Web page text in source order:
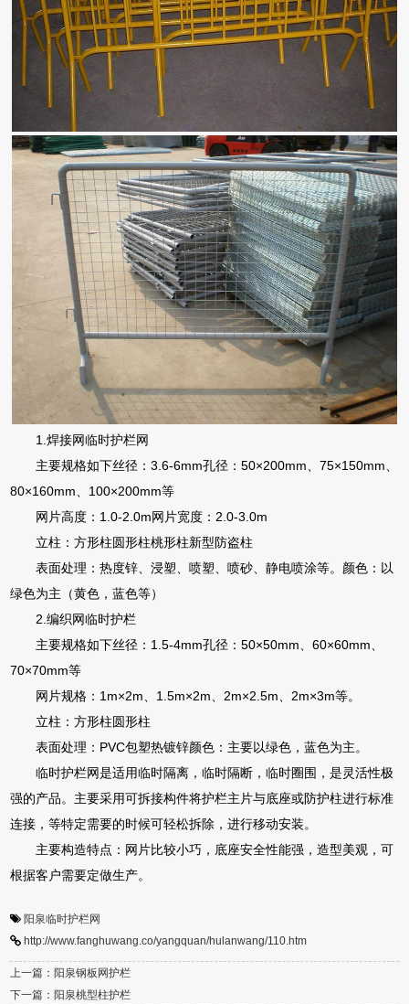
1.焊接网临时护栏网
主要规格如下丝径：3.6-6mm孔径：50×200mm、75×150mm、
80×160mm、100×200mm等
网片高度：1.0-2.0m网片宽度：2.0-3.0m
立柱：方形柱圆形柱桃形柱新型防盗柱
表面处理：热度锌、浸塑、喷塑、喷砂、静电喷涂等。颜色：以
绿色为主（黄色，蓝色等）
2.编织网临时护栏
主要规格如下丝径：1.5-4mm孔径：50×50mm、60×60mm、
70×70mm等
网片规格：1m×2m、1.5m×2m、2m×2.5m、2m×3m等。
立柱：方形柱圆形柱
表面处理：PVC包塑热镀锌颜色：主要以绿色，蓝色为主。
临时护栏网是适用临时隔离，临时隔断，临时圈围，是灵活性极
强的产品。主要采用可拆接构件将护栏主片与底座或防护柱进行标准
连接，等特定需要的时候可轻松拆除，进行移动安装。
主要构造特点：网片比较小巧，底座安全性能强，造型美观，可
根据客户需要定做生产。
阳泉临时护栏网
http://www.fanghuwang.co/yangquan/hulanwang/110.htm
上一篇：阳泉钢板网护栏
下一篇：阳泉桃型柱护栏